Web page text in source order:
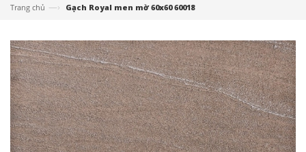
Trang chủ —› Gạch Royal men mờ 60x60 60018